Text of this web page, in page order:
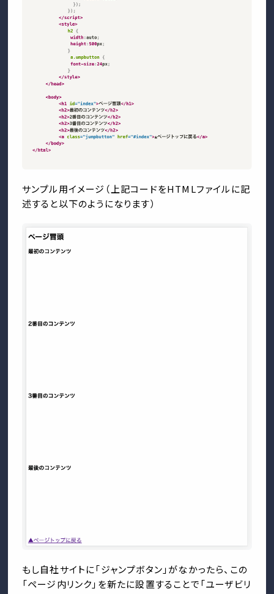
サンプル用イメージ（上記コードをHTMLファイルに記
述すると以下のようになります）
もし自社サイトに「ジャンプボタン」がなかったら、この
「ページ内リンク」を新たに設置することで「ユーザビリ